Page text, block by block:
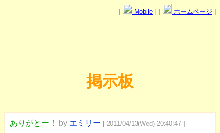
[ Mobile ] [ ホームページ ]
掲示板
ありがとー！ by エミリー [ 2011/04/13(Wed) 20:40:47 ]